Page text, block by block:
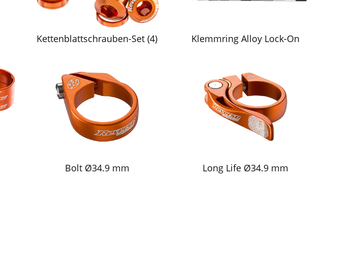
Kettenblattschrauben-Set (4) Klemmring Alloy Lock-On
Bolt Ø34.9 mm Long Life Ø34.9 mm